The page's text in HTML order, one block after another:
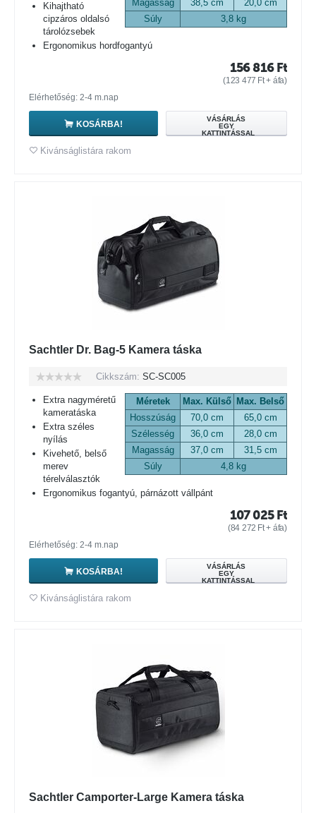
Magasság
38,5 cm
20,0 cm
Súly
3,8 kg
Kihajtható
cipzáros oldalsó
tárolózsebek
Ergonomikus hordfogantyú
156 816 Ft
(123 477 Ft+ áfa)
Elérhetőség: 2-4 m.nap
KOSÁRBA!
VÁSÁRLÁS
EGY
KATTINTÁSSAL
Kivánságlistára rakom
Sachtler Dr. Bag-5 Kamera táska
Cikkszám: SC-SC005
Méretek Max. Külső Max. Belső
Hosszúság
70,0 cm
65,0 cm
Szélesség
36,0 cm
28,0 cm
Magasság
37,0 cm
31,5 cm
Súly
4,8 kg
Extra nagyméretű
kameratáska
Extra széles
nyílás
Kivehető, belső
merev
térelválasztók
Ergonomikus fogantyú, párnázott vállpánt
107 025 Ft
(84 272 Ft+ áfa)
Elérhetőség: 2-4 m.nap
KOSÁRBA!
VÁSÁRLÁS
EGY
KATTINTÁSSAL
Kivánságlistára rakom
Sachtler Camporter-Large Kamera táska